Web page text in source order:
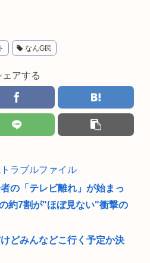
なんG民
ェアする
ラブルファイル
の「テレビ離れ」が始まっ
約7割が"ほぼ見ない"衝撃の
どみんなどこ行く予定か決